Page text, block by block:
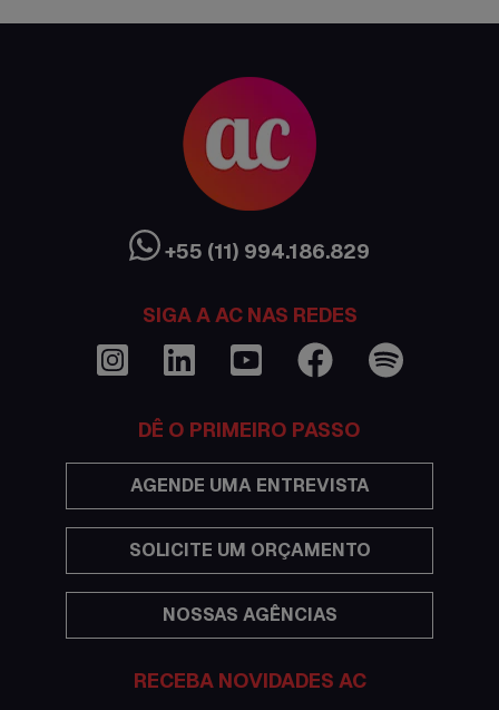
Ciência sem Fronteiras
Cultura Austrália
Curso de inglês no exterior
Dicas
Economia
Estudar no exterior
Eventos
Histórias de intercâmbio
+55 (11) 994.186.829
SIGA A AC NAS REDES
DÊ O PRIMEIRO PASSO
AGENDE UMA ENTREVISTA
SOLICITE UM ORÇAMENTO
NOSSAS AGÊNCIAS
RECEBA NOVIDADES AC